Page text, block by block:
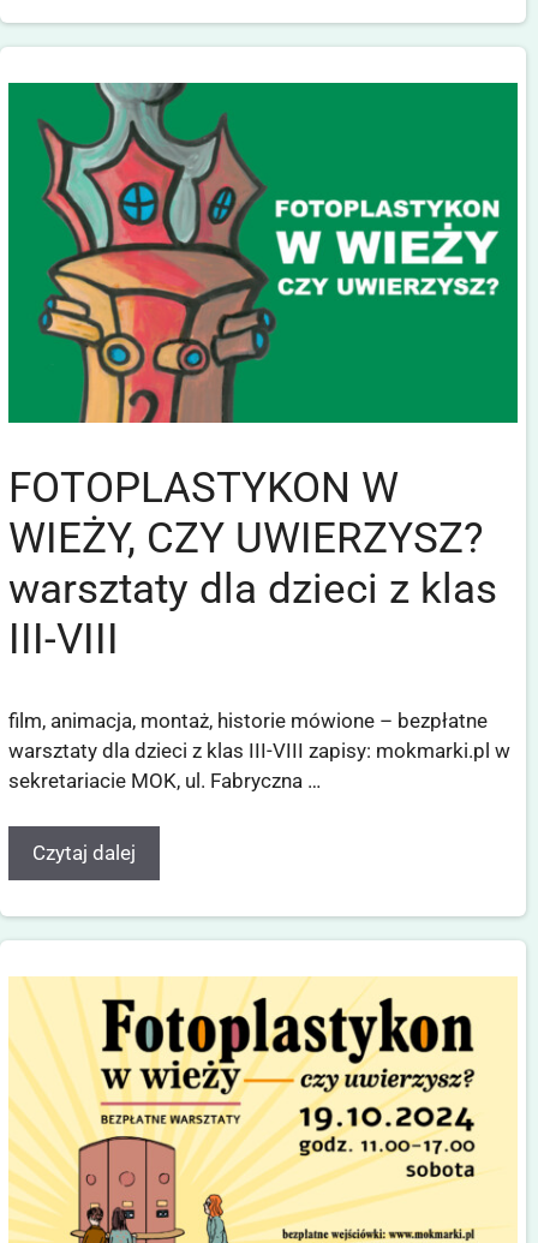
FOTOPLASTYKON W
WIEŻY, CZY UWIERZYSZ?
warsztaty dla dzieci z klas
III-VIII
film, animacja, montaż, historie mówione – bezpłatne
warsztaty dla dzieci z klas III-VIII zapisy: mokmarki.pl w
sekretariacie MOK, ul. Fabryczna …
Czytaj dalej